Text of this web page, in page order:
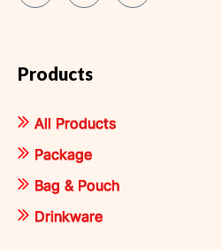
Products
All Products
Package
Bag & Pouch
Drinkware